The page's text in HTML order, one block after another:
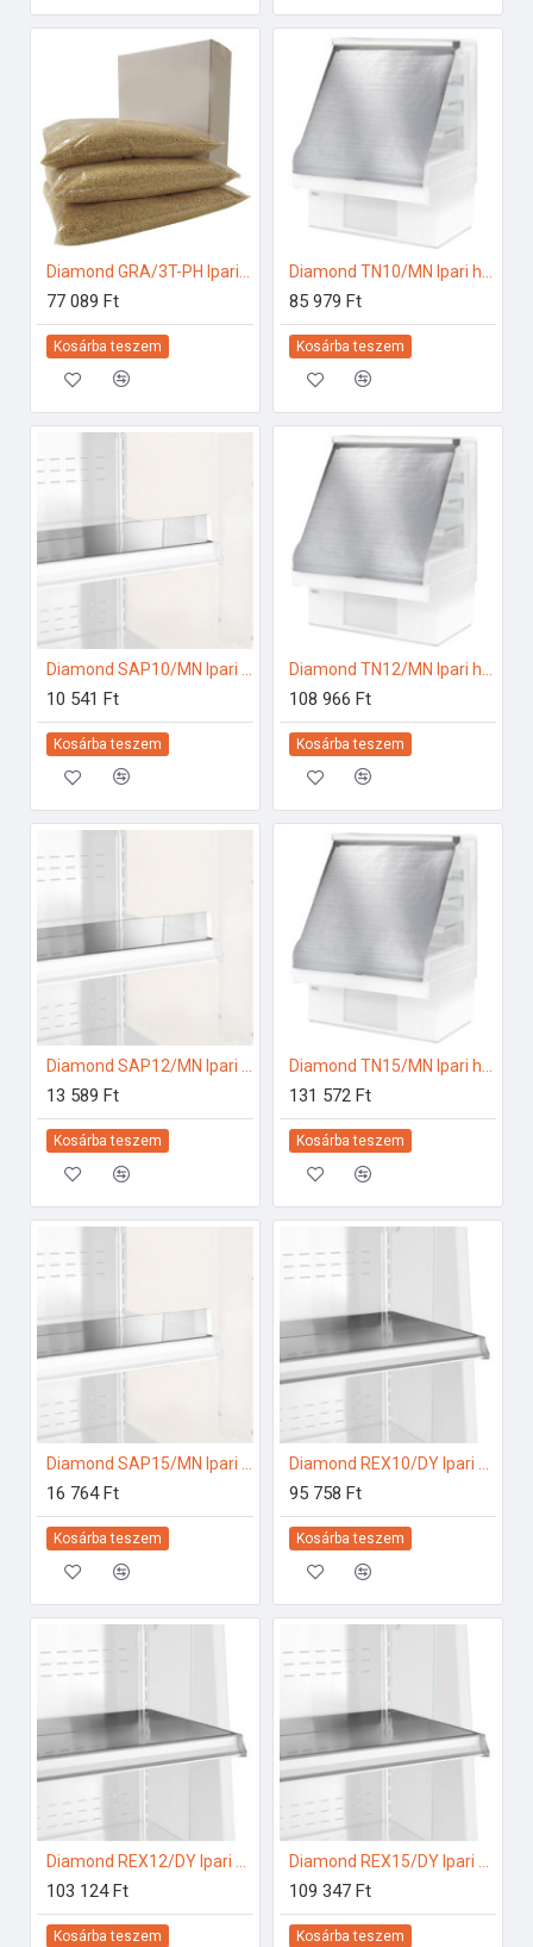
77 089 Ft
Kosárba teszem
85 979 Ft
Kosárba teszem
10 541 Ft
Kosárba teszem
108 966 Ft
Kosárba teszem
Diamond SAP12/MN Ipari hűtő kiegészítők
13 589 Ft
Kosárba teszem
Diamond TN15/MN Ipari hűtő kiegészítők
131 572 Ft
Kosárba teszem
Diamond SAP15/MN Ipari hűtő kiegészítők
16 764 Ft
Kosárba teszem
Diamond REX10/DY Ipari hűtő kiegészítők
95 758 Ft
Kosárba teszem
Diamond REX12/DY Ipari hűtő kiegészítők
103 124 Ft
Kosárba teszem
Diamond REX15/DY Ipari hűtő kiegészítők
109 347 Ft
Kosárba teszem